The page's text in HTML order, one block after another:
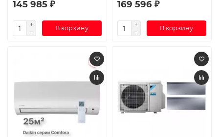
145 985 ₽
В корзину
169 596 ₽
В корзину